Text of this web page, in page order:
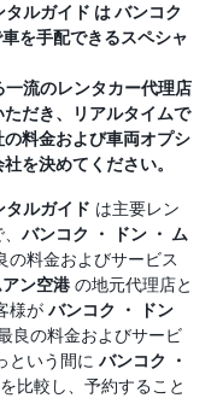
タルガイド はバンコク
を手配できるスペシャ
一流のレンタカー代理店
だき、リアルタイムで
料金および車両オプシ
を決めてください。
タルガイド は主要レン
バンコク ・ ドン ・ ム
の料金およびサービス
ン空港 の地元代理店と
様が バンコク ・ ドン
良の料金およびサービ
という間に バンコク ・
比較し、予約すること